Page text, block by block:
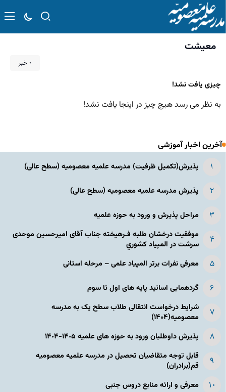
معیشت
۰ خبر
چیزی یافت نشد!
به نظر می رسد هیچ چیز در اینجا یافت نشد!
آخرین اخبار آموزشی
پذیرش(تکمیل ظرفیت) مدرسه علمیه معصومیه‌ (سطح عالی)
پذیرش مدرسه علمیه معصومیه‌ (سطح عالی)
مراحل پذیرش و ورود به حوزه علمیه
موفقیت درخشان طلبه فـرهیخته جناب آقای امیرحسین موحدی
سرشت در المپياد كشوري
معرفی نفرات برتر المپیاد علمی – مرحله استانی
گردهمایی اساتید پایه های اول تا سوم
شرایط درخواست انتقالی طلاب سطح یک به مدرسه
معصومیه(۱۴۰۴)
پذیرش داوطلبان ورود به حوزه های علمیه ١۴٠۵-١۴٠۴
قابل توجه متقاضیان تحصیل در مدرسه علمیه معصومیه
قم(برادران)
معرفی و ارائه منابع دروس جنبی